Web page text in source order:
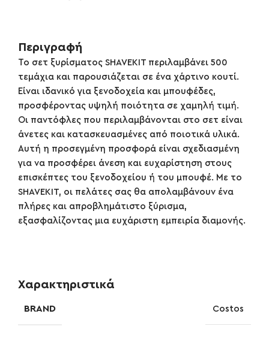
Περιγραφή
Το σετ ξυρίσματος SHAVEKIT περιλαμβάνει 500
τεμάχια και παρουσιάζεται σε ένα χάρτινο κουτί.
Είναι ιδανικό για ξενοδοχεία και μπουφέδες,
προσφέροντας υψηλή ποιότητα σε χαμηλή τιμή.
Οι παντόφλες που περιλαμβάνονται στο σετ είναι
άνετες και κατασκευασμένες από ποιοτικά υλικά.
Αυτή η προσεγμένη προσφορά είναι σχεδιασμένη
για να προσφέρει άνεση και ευχαρίστηση στους
επισκέπτες του ξενοδοχείου ή του μπουφέ. Με το
SHAVEKIT, οι πελάτες σας θα απολαμβάνουν ένα
πλήρες και απροβλημάτιστο ξύρισμα,
εξασφαλίζοντας μια ευχάριστη εμπειρία διαμονής.
Χαρακτηριστικά
BRAND Costos